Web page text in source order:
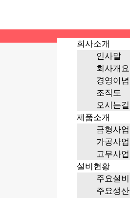
회사소개
인사말
회사개요
경영이념
조직도
오시는길
제품소개
금형사업
가공사업
고무사업
설비현황
주요설비
주요생산